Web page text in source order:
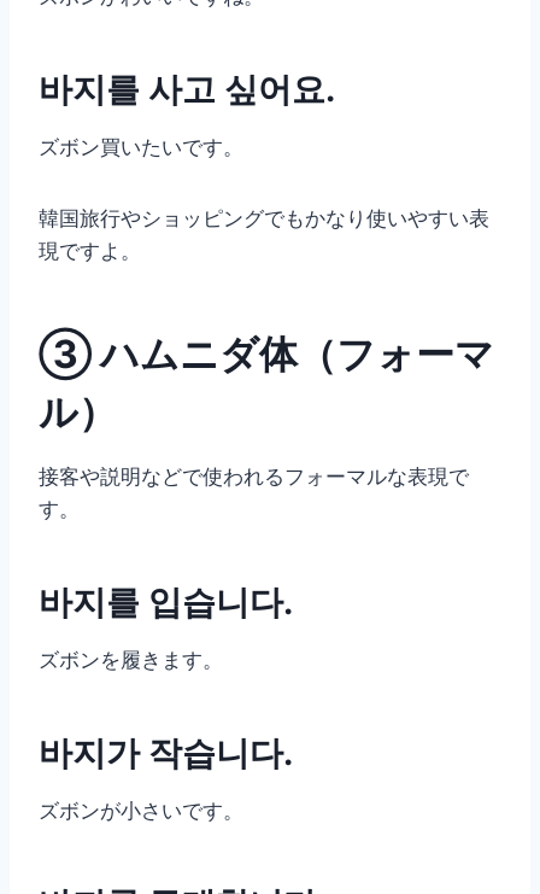
바지를 사고 싶어요.
ズボン買いたいです。
韓国旅行やショッピングでもかなり使いやすい表
現ですよ。
③ ハムニダ体（フォーマ
ル）
接客や説明などで使われるフォーマルな表現で
す。
바지를 입습니다.
ズボンを履きます。
바지가 작습니다.
ズボンが小さいです。